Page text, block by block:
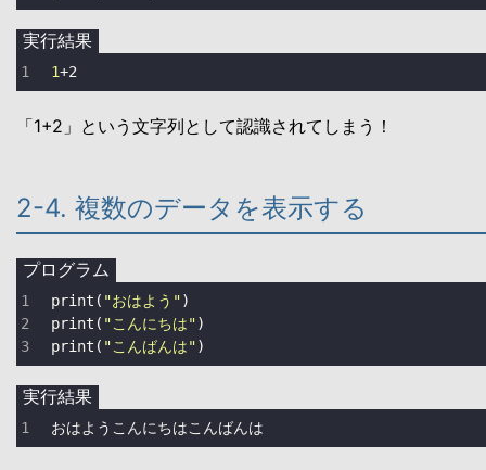
実行結果
1+2
「1+2」という文字列として認識されてしまう！
2-4. 複数のデータを表示する
プログラム
print ( "おはよう"
print ( "こんにちは"
print ( "こんばんは")
実行結果
おはようこんにちはこんばんは